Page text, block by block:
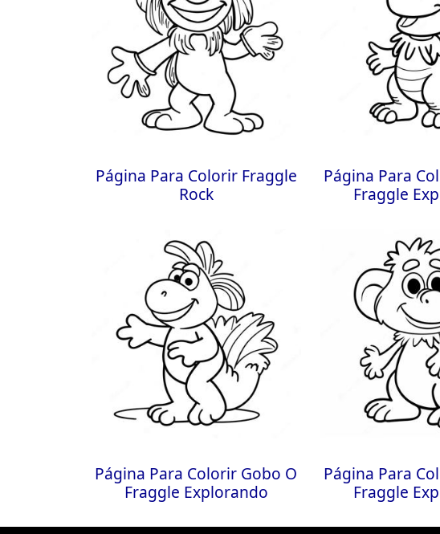
Página Para Colorir Fraggle
Rock
Página Para
Fraggle
Página Para Colorir Gobo O
Fraggle Explorando
Página Para
Fraggle